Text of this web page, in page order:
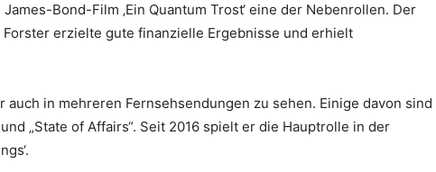
Bond-Film ‚Ein Quantum Trost‘ eine der Nebenrollen. Der
erzielte gute finanzielle Ergebnisse und erhielt
auch in mehreren Fernsehsendungen zu sehen. Einige davon sind
und „State of Affairs“. Seit 2016 spielt er die Hauptrolle in der